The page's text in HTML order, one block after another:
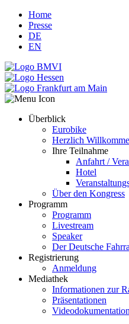
Home
Presse
DE
EN
Überblick
Eurobike
Herzlich
Ihre Teilnahme
Anfahrt /
Hotel
Über den Kongress
Programm
Programm
Livestream
Speaker
Der Deutsche
Registrierung
Anmeldung
Mediathek
Informationen zur
Präsentationen
Videodokumentation